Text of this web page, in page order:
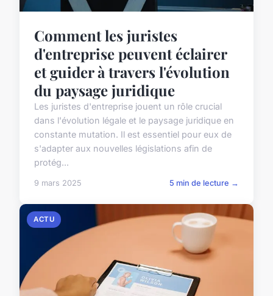
Comment les juristes
d'entreprise peuvent éclairer
et guider à travers l'évolution
du paysage juridique
Les juristes d'entreprise jouent un rôle crucial
dans l'évolution légale et le paysage juridique en
constante mutation. Il est essentiel pour eux de
s'adapter aux nouvelles législations afin de
protég...
9 mars 2025 5 min de lecture →
ACTU